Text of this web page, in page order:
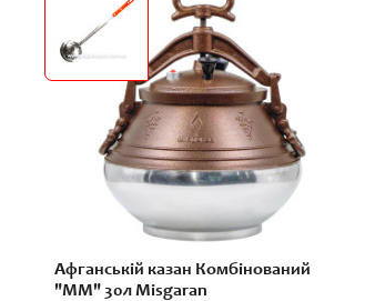
Афганській казан Комбінований
"ММ" 30л Misgaran